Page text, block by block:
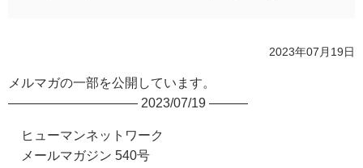
2023年07月19日
メルマガの一部を公開しています。
—————————— 2023/07/19 ———
ヒューマンネットワーク
メールマガジン 540号